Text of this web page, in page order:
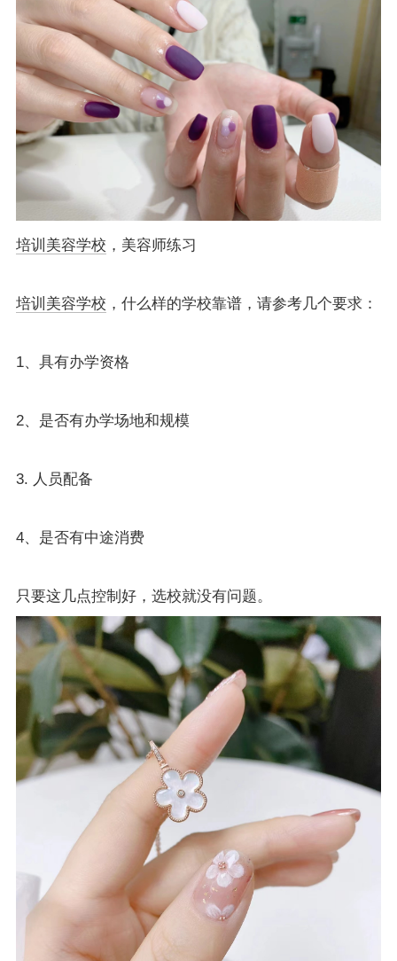
培训美容学校 ，美容师练习
培训美容学校 ，什么样的学校靠谱，请参考几个要求：
1、具有办学资格
2、是否有办学场地和规模
3. 人员配备
4、是否有中途消费
只要这几点控制好，选校就没有问题。